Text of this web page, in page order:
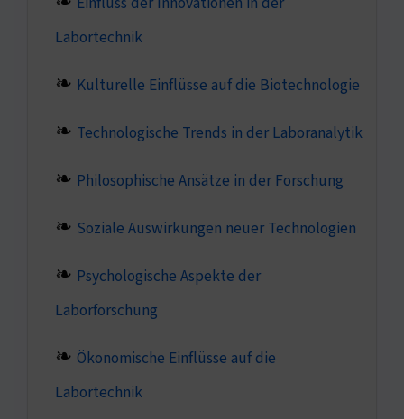
Labortechnik
Kulturelle Einflüsse auf die Biotechnologie
Technologische Trends in der Laboranalytik
Philosophische Ansätze in der Forschung
Soziale Auswirkungen neuer Technologien
Psychologische Aspekte der
Laborforschung
Ökonomische Einflüsse auf die
Labortechnik